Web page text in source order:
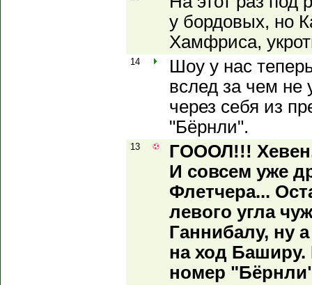
у бордовых, но
Хамфриса,
14
Шоу у нас
вслед за чем не
через себя из
"Бёрнли".
13
ГОООЛ!!!
И совсем уже
Флетчера...
левого угла
Ганнибалу, ну
на ход Баширу.
номер